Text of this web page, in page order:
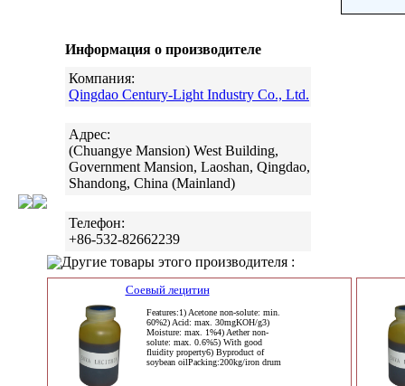
Информация о производителе
Компания:
Qingdao Century-Light Industry Co., Ltd.
Адрес:
(Chuangye Mansion) West Building,
Government Mansion, Laoshan, Qingdao,
Shandong, China (Mainland)
Телефон:
+86-532-82662239
Другие товары этого производителя :
Соевый лецитин
Features:1) Acetone non-solute: min.
60%2) Acid: max. 30mgKOH/g3)
Moisture: max. 1%4) Aether non-
solute: max. 0.6%5) With good
fluidity property6) Byproduct of
soybean oilPacking:200kg/iron drum